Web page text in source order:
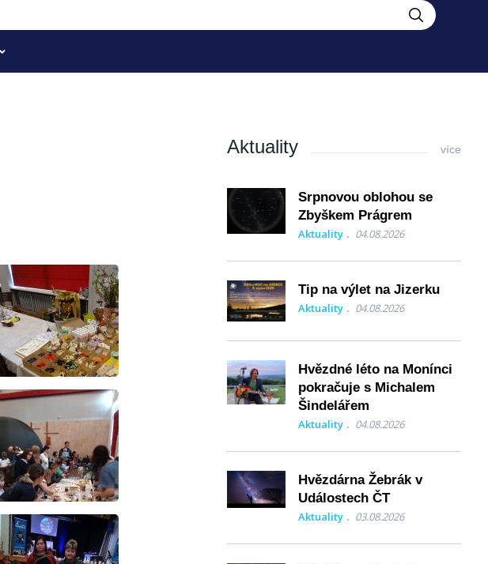
Aktuality více
Srpnovou oblohou se
Zbyškem Prágrem
Aktuality 04.08.2026
Tip na výlet na Jizerku
Aktuality 04.08.2026
Hvězdné léto na Monínci
pokračuje s Michalem
Šindelářem
Aktuality 04.08.2026
Hvězdárna Žebrák v
Událostech ČT
Aktuality 03.08.2026